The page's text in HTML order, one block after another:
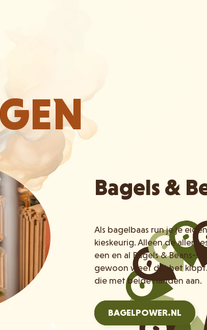
Bagels &
Als bagelbaas run je je
kieskeurig. Alleen de
een en al Bagels & Beans-
gewoon weet dat het
die met beide handen aan.
BAGELPOWER.NL